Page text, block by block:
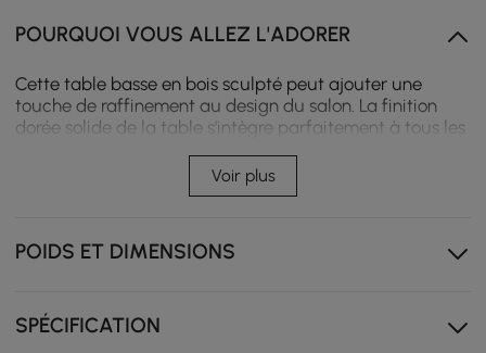
POURQUOI VOUS ALLEZ L'ADORER
Cette table basse en bois sculpté peut ajouter une
touche de raffinement au design du salon. La finition
dorée solide de la table s'intègre parfaitement à tous les
brun vieilli ajoute une touche rustique à l'apparence
générale. L'ensemble de meubles table basse avec
rafraîchissante à la maison. Avec cet article
votre salon.
Voir plus
POIDS ET DIMENSIONS
SPÉCIFICATION